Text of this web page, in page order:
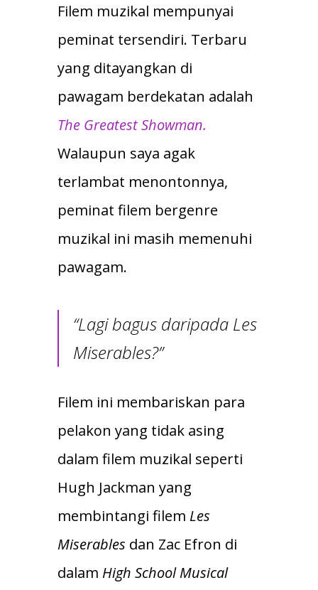
Filem muzikal mempunyai
peminat tersendiri. Terbaru
yang ditayangkan di
pawagam berdekatan adalah
The Greatest Showman.
Walaupun saya agak
terlambat menontonnya,
peminat filem bergenre
muzikal ini masih memenuhi
pawagam.
“Lagi bagus daripada Les
Miserables?”
Filem ini membariskan para
pelakon yang tidak asing
dalam filem muzikal seperti
Hugh Jackman yang
membintangi filem Les
Miserables dan Zac Efron di
dalam High School Musical